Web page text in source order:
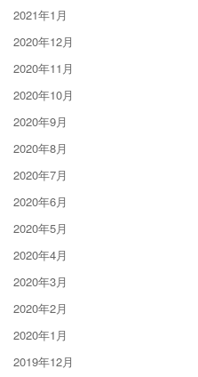
2021年1月
2020年12月
2020年11月
2020年10月
2020年9月
2020年8月
2020年7月
2020年6月
2020年5月
2020年4月
2020年3月
2020年2月
2020年1月
2019年12月